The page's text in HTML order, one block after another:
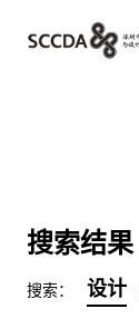
搜索结果
搜索： 设计